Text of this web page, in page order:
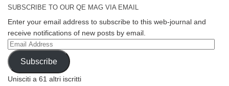
SUBSCRIBE TO OUR QE MAG VIA EMAIL
Enter your email address to subscribe to this web-journal and
receive notifications of new posts by email.
Email
Address
Subscribe
Unisciti a 61 altri iscritti